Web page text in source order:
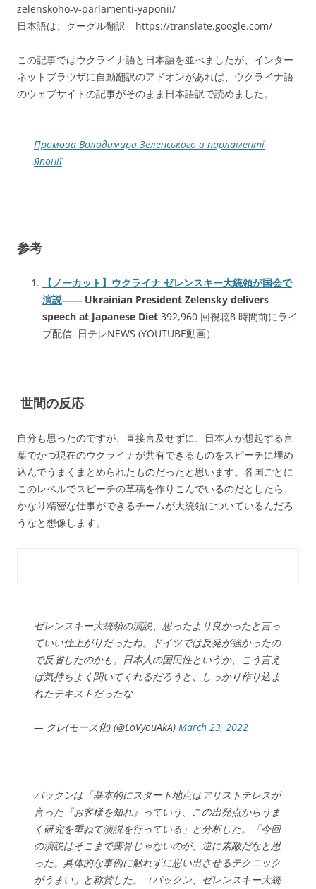
zelenskoho-v-parlamenti-yaponii/
日本語は、グーグル翻訳 https://translate.google.com/
この記事ではウクライナ語と日本語を並べましたが、インター
ネットブラウザに自動翻訳のアドオンがあれば、ウクライナ語
のウェブサイトの記事がそのまま日本語訳で読めました。
Промова Володимира Зеленського в парламенті
Японії
参考
【ノーカット】ウクライナ ゼレンスキー大統領が国会で
演説―― Ukrainian President Zelensky delivers
speech at Japanese Diet 392,960 回視聴8 時間前にライ
ブ配信 日テレNEWS (YOUTUBE動画）
世間の反応
自分も思ったのですが、直接言及せずに、日本人が想起する言
葉でかつ現在のウクライナが共有できるものをスピーチに埋め
込んでうまくまとめられたものだったと思います。各国ごとに
このレベルでスピーチの草稿を作りこんでいるのだとしたら、
かなり精密な仕事ができるチームが大統領についているんだろ
うなと想像します。
ゼレンスキー大統領の演説、思ったより良かったと言っ
ていい仕上がりだったね。ドイツでは反発が強かったの
で反省したのかも。日本人の国民性というか、こう言え
ば気持ちよく聞いてくれるだろうと、しっかり作り込ま
れたテキストだったな
— クレ(モース化) (@LoVyouAkA) March 23, 2022
パックンは「基本的にスタート地点はアリストテレスが
言った『お客様を知れ』っていう、この出発点からうま
く研究を重ねて演説を行っている」と分析した。「今回
の演説はそこまで露骨じゃないのが、逆に素敵だなと思
った。具体的な事例に触れずに思い出させるテクニック
がうまい」と称賛した。（パックン、ゼレンスキー大統